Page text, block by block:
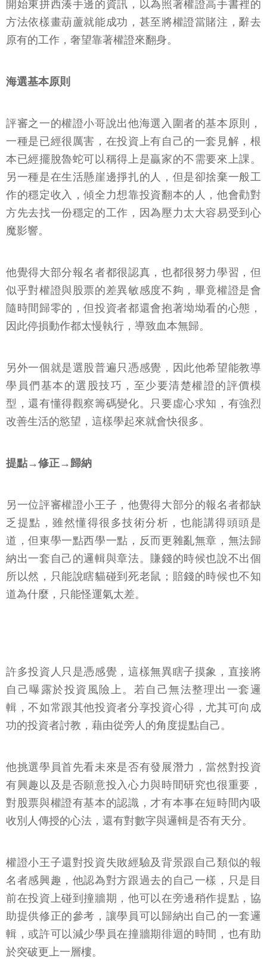
開始東拼西湊手邊的資訊，以為照著權證高手書裡的
方法依樣畫葫蘆就能成功，甚至將權證當賭注，辭去
原有的工作，奢望靠著權證來翻身。
海選基本原則
評審之一的權證小哥說出他海選入圍者的基本原則，
一種是已經很厲害，在投資上有自己的一套見解，根
本已經擺脫魯蛇可以稱得上是贏家的不需要來上課。
另一種是在生活懸崖邊掙扎的人，但是卻捨棄一般工
作的穩定收入，傾全力想靠投資翻本的人，他會勸對
方先去找一份穩定的工作，因為壓力太大容易受到心
魔影響。
他覺得大部分報名者都很認真，也都很努力學習，但
似乎對權證與股票的差異敏感度不夠，畢竟權證是會
隨時間歸零的，但投資者都還會抱著坳坳看的心態，
因此停損動作都太慢執行，導致血本無歸。
另外一個就是選股普遍只憑感覺，因此他希望能教導
學員們基本的選股技巧，至少要清楚權證的評價模
型，還有懂得觀察籌碼變化。只要虛心求知，有強烈
改善生活的慾望，這樣學起來就會快很多。
提點→修正→歸納
另一位評審權證小王子，他覺得大部分的報名者都缺
乏提點，雖然懂得很多技術分析，也能講得頭頭是
道，但東學一點西學一點，反而更雜亂無章，無法歸
納出一套自己的邏輯與章法。賺錢的時候也說不出個
所以然，只能說瞎貓碰到死老鼠；賠錢的時候也不知
道為什麼，只能怪運氣太差。
許多投資人只是憑感覺，這樣無異瞎子摸象，直接將
自己曝露於投資風險上。若自己無法整理出一套邏
輯，不如常跟其他投資者分享投資心得，尤其可向成
功的投資者討教，藉由從旁人的角度提點自己。
他挑選學員首先看未來是否有發展潛力，當然對投資
有興趣以及是否願意投入心力與時間研究也很重要，
對股票與權證有基本的認識，才有本事在短時間內吸
收別人傳授的心法，還有對數字與邏輯是否有天分。
權證小王子還對投資失敗經驗及背景跟自己類似的報
名者感興趣，他認為對方跟過去的自己一樣，只是目
前在投資上碰到撞牆期，他可以在旁邊稍作提點，協
助提供修正的參考，讓學員可以歸納出自己的一套邏
輯，或許可以減少學員在撞牆期徘迴的時間，也有助
於突破更上一層樓。